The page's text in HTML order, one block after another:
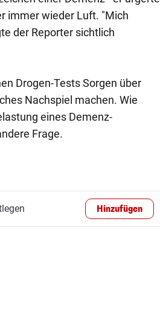
immer wieder Luft. "Mich
der Reporter sichtlich
Drogen-Tests Sorgen über
Nachspiel machen. Wie
eines Demenz-
Frage.
Hinzufügen